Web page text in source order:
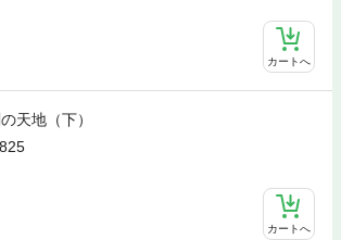
カートへ
天地（下）
825
カートへ